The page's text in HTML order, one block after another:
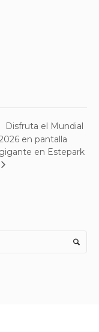
Disfruta el Mundial
en pantalla
gigante en Estepark